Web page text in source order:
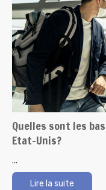
Quelles sont les
Etat-Unis?
...
Lire la suite